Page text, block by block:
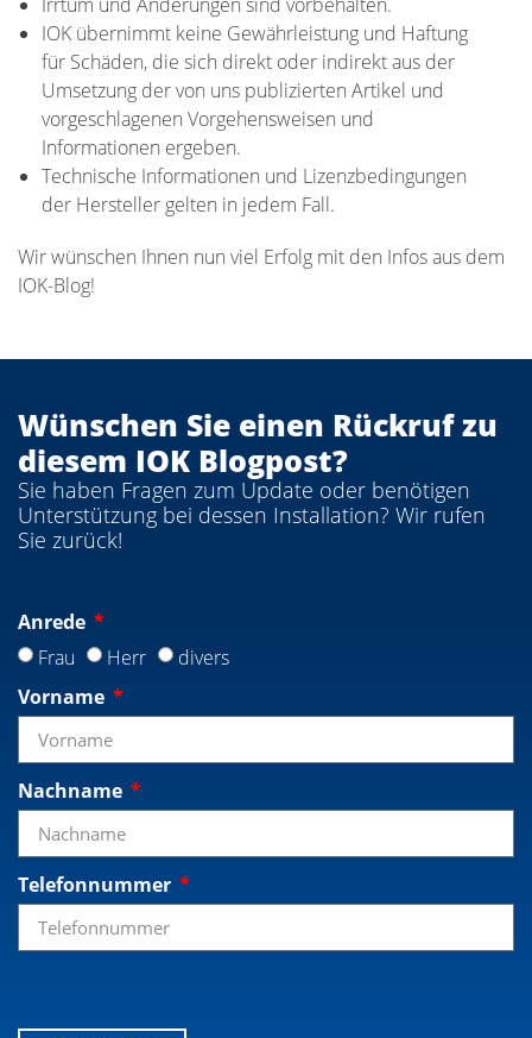
IOK übernimmt keine Gewährleistung und Haftung
für Schäden, die sich direkt oder indirekt aus der
Umsetzung der von uns publizierten Artikel und
vorgeschlagenen Vorgehensweisen und
Informationen ergeben.
Technische Informationen und Lizenzbedingungen
der Hersteller gelten in jedem Fall.
Wir wünschen Ihnen nun viel Erfolg mit den Infos aus dem
IOK-Blog!
Wünschen Sie einen Rückruf zu
diesem IOK Blogpost?
Sie haben Fragen zum Update oder benötigen
Unterstützung bei dessen Installation? Wir rufen
Sie zurück!
Anrede
Frau
Herr
divers
Vorname
Nachname
Telefonnummer